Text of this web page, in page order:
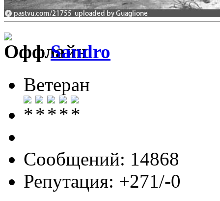
Sandro
Ветеран
Сообщений: 14868
Репутация: +271/-0